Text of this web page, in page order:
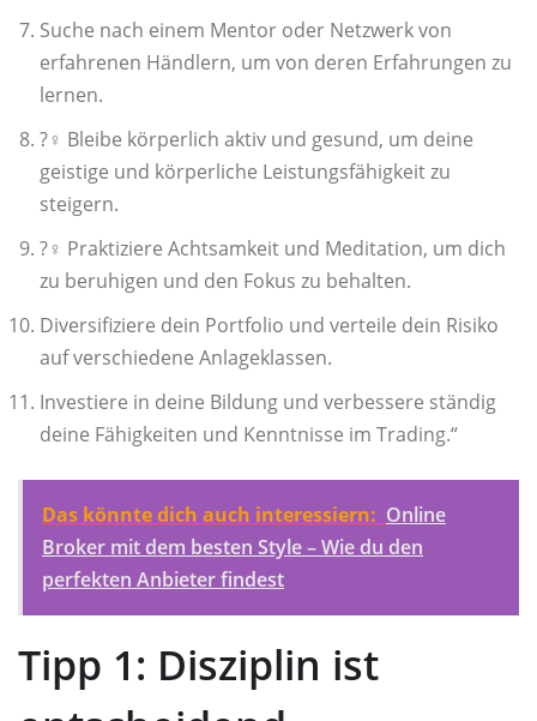
Suche nach einem Mentor oder Netzwerk von
erfahrenen Händlern, um von deren Erfahrungen zu
lernen.
?️‍♀️ Bleibe körperlich aktiv und gesund, um deine
geistige und körperliche Leistungsfähigkeit zu
steigern.
?‍♀️ Praktiziere Achtsamkeit und Meditation, um dich
zu beruhigen und den Fokus zu behalten.
Diversifiziere dein Portfolio und verteile dein Risiko
auf verschiedene Anlageklassen.
Investiere in deine Bildung und verbessere ständig
deine Fähigkeiten und Kenntnisse im Trading.“
Das könnte dich auch interessiern: Online
Broker mit dem besten Style – Wie du den
perfekten Anbieter findest
Tipp 1: Disziplin ist